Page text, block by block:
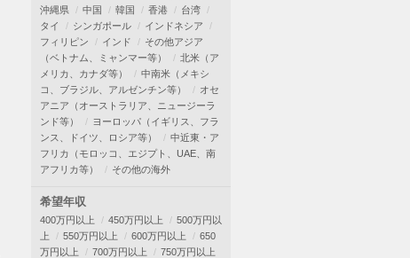
沖縄県
中国 韓国 香港
台湾
タイ
シンガポール
インドネシア
フィリピン
インド
その他アジア
（ベトナム、ミャンマー等）
北米（ア
メリカ、カナダ等）
中南米（メキシ
コ、ブラジル、アルゼンチン等）
オセ
アニア（オーストラリア、ニュージーラ
ンド等）
ヨーロッパ（イギリス、フラ
ンス、ドイツ、ロシア等）
中近東・ア
フリカ（モロッコ、エジプト、UAE、南
アフリカ等）
その他の海外
希望年収
400万円以上 450万円以上
500万円以
上
550万円以上 600万円以上
650
万円以上
700万円以上
750万円以上